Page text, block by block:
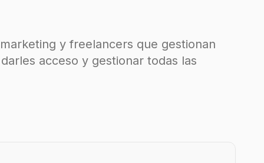
y freelancers que gestionan
acceso y gestionar todas las